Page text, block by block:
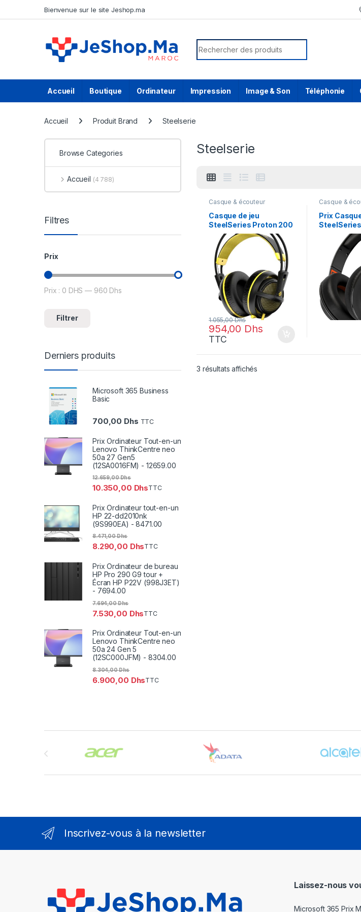
Bienvenue sur le site Jeshop.ma
Search for:
Accueil Boutique Ordinateur Impression Image & Son Téléphonie
Accueil Produit Brand Steelserie
Steelserie
Casque & écouteur
Casque de jeu
SteelSeries Proton 200
avec Micro – Jack 3,5
mm (51138)
954,00 Dhs
1.055,00Dhs
TTC
Casque &
Prix
(61420) – –
3 résultats affichés
Browse Categories
Accueil (4 788)
Filtres
Prix
Prix min
Prix max
Filtrer
Prix : 0 DHS — 960 Dhs
Derniers produits
Microsoft 365 Business
Basic
700,00 Dhs TTC
Prix Ordinateur Tout-en-un
Lenovo ThinkCentre neo
50a 27 Gen5
(12SA0016FM) - 12659.00
10.350,00 Dhs
12.659,00Dhs
TTC
Prix Ordinateur tout-en-un
HP 22-dd2010nk
(9S990EA) - 8471.00
8.290,00 Dhs
8.471,00Dhs
TTC
Prix Ordinateur de bureau
HP Pro 290 G9 tour +
Écran HP P22V (998J3ET)
- 7694.00
7.530,00 Dhs
7.694,00Dhs
TTC
Prix Ordinateur Tout-en-un
Lenovo ThinkCentre neo
50a 24 Gen 5
(12SC000JFM) - 8304.00
6.900,00 Dhs
8.304,00Dhs
TTC
Inscrivez-vous à la newsletter
Laissez-nous
Microsoft 365 Prix